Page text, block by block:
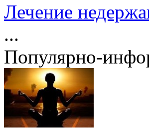
Лечение
...
Популярно-